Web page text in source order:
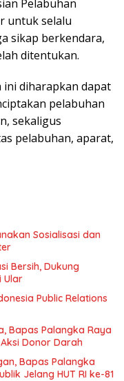
Pelabuhan
untuk selalu
sikap berkendara,
ditentukan.
ini diharapkan dapat
pelabuhan
sekaligus
pelabuhan, aparat,
Sosialisasi dan
Bersih, Dukung
Ular
Public Relations
Bapas Palangka Raya
Donor Darah
Bapas Palangka
Jelang HUT RI ke-81